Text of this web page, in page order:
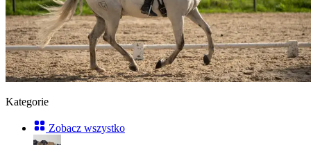
Kategorie
Zobacz wszystko